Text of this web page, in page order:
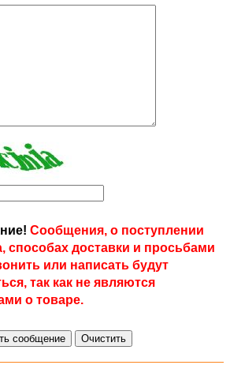
Сообщения, о поступлении
способах доставки и просьбами
или написать будут
так как не являются
о товаре.